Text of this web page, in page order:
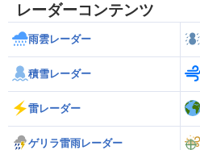
レーダーコンテンツ
雨雲レーダー
積雪レーダー
雷レーダー
ゲリラ雷雨レーダー